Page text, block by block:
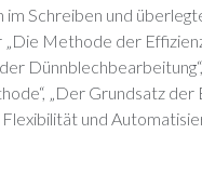
im Schreiben und
Methode der
„Der Grundsatz der
und